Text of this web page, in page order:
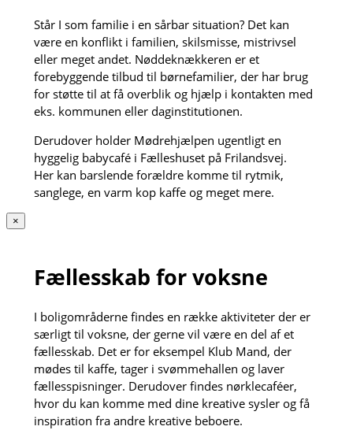
Står I som familie i en sårbar situation? Det kan
være en konflikt i familien, skilsmisse, mistrivsel
eller meget andet. Nøddeknækkeren er et
forebyggende tilbud til børnefamilier, der har brug
for støtte til at få overblik og hjælp i kontakten med
eks. kommunen eller daginstitutionen.
Derudover holder Mødrehjælpen ugentligt en
hyggelig babycafé i Fælleshuset på Frilandsvej.
Her kan barslende forældre komme til rytmik,
sanglege, en varm kop kaffe og meget mere.
×
Fællesskab for voksne
I boligområderne findes en række aktiviteter der er
særligt til voksne, der gerne vil være en del af et
fællesskab. Det er for eksempel Klub Mand, der
mødes til kaffe, tager i svømmehallen og laver
fællesspisninger. Derudover findes nørklecaféer,
hvor du kan komme med dine kreative sysler og få
inspiration fra andre kreative beboere.